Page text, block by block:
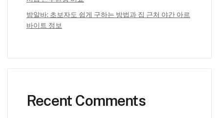
밤알바: 초보자도 쉽게 구하는 방법과 집 근처 야간 아르
바이트 정보
Recent Comments